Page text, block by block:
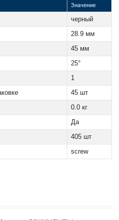
Значение
черный
28.9 мм
45 мм
25°
1
45 шт
0.0 кг
Да
405 шт
screw